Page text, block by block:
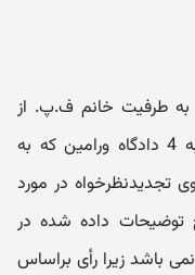
طرفیت خانم ف.پ. از
دادنامه شماره 920684-19/9/92 شعبه 4 دادگاه ورامین که به
در مورد
توضیحات داده شده در
باشد زیرا رأی براساس